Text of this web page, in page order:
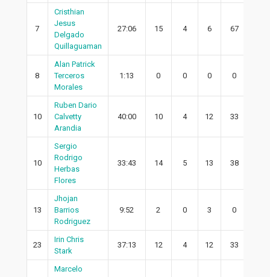
7
Cristhian
Jesus
Delgado
Quillaguaman
27:06 15 4 6 67
8
Alan Patrick
Terceros
Morales
1:13 0 0 0 0
10
Ruben Dario
Calvetty
Arandia
40:00 10 4 12 33
10
Sergio
Rodrigo
Herbas
Flores
33:43 14 5 13 38
13
Jhojan
Barrios
Rodriguez
9:52 2 0 3 0
23
Irin Chris
Stark
37:13 12 4 12 33
Marcelo